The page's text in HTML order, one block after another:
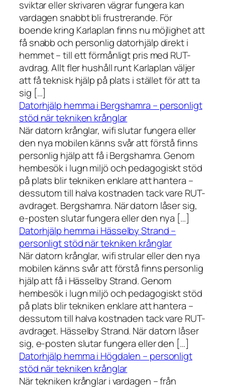
sviktar eller skrivaren vägrar fungera kan
vardagen snabbt bli frustrerande. För
boende kring Karlaplan finns nu möjlighet att
få snabb och personlig datorhjälp direkt i
hemmet – till ett förmånligt pris med RUT-
avdrag. Allt fler hushåll runt Karlaplan väljer
att få teknisk hjälp på plats i stället för att ta
sig […]
Datorhjälp hemma i Bergshamra – personligt
stöd när tekniken krånglar
När datorn krånglar, wifi slutar fungera eller
den nya mobilen känns svår att förstå finns
personlig hjälp att få i Bergshamra. Genom
hembesök i lugn miljö och pedagogiskt stöd
på plats blir tekniken enklare att hantera –
dessutom till halva kostnaden tack vare RUT-
avdraget. Bergshamra. När datorn låser sig,
e-posten slutar fungera eller den nya […]
Datorhjälp hemma i Hässelby Strand –
personligt stöd när tekniken krånglar
När datorn krånglar, wifi strular eller den nya
mobilen känns svår att förstå finns personlig
hjälp att få i Hässelby Strand. Genom
hembesök i lugn miljö och pedagogiskt stöd
på plats blir tekniken enklare att hantera –
dessutom till halva kostnaden tack vare RUT-
avdraget. Hässelby Strand. När datorn låser
sig, e-posten slutar fungera eller den […]
Datorhjälp hemma i Högdalen – personligt
stöd när tekniken krånglar
När tekniken krånglar i vardagen – från